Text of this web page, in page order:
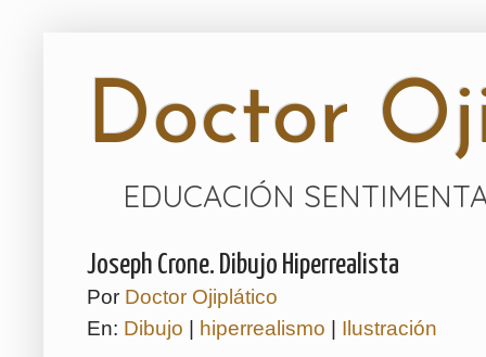
Doctor
EDUCACIÓN
Joseph Crone. Dibujo Hiperrealista
Por Doctor Ojiplático
En: Dibujo hiperrealismo Ilustración